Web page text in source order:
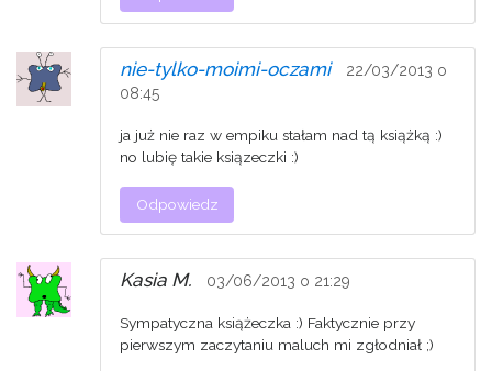
nie-tylko-moimi-oczami
22/03/2013 o
08:45
ja już nie raz w empiku stałam nad tą książką :)
no lubię takie ksiązeczki :)
Odpowiedz
Kasia M. 03/06/2013 o 21:29
Sympatyczna książeczka :) Faktycznie przy
pierwszym zaczytaniu maluch mi zgłodniał ;)